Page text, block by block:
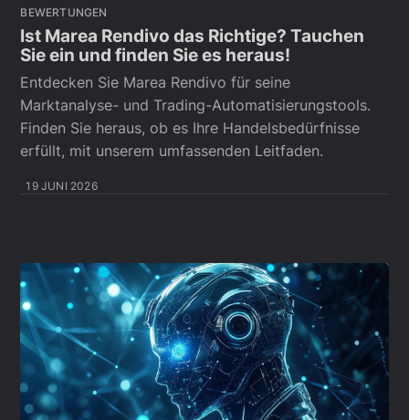
BEWERTUNGEN
Ist Marea Rendivo das Richtige? Tauchen
Sie ein und finden Sie es heraus!
Entdecken Sie Marea Rendivo für seine
Marktanalyse- und Trading-Automatisierungstools.
Finden Sie heraus, ob es Ihre Handelsbedürfnisse
erfüllt, mit unserem umfassenden Leitfaden.
19 JUNI 2026